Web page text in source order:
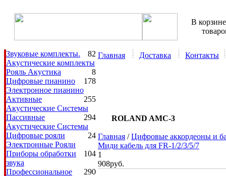
В
82
Звуковые комплекты.
Акустические комплекты
8
Рояль Акустика
178
Цифровые пианино
Электронное пианино
255
Активные
Акустические Системы
294
Пассивные
Акустические Системы
24
Цифровые рояли
Электронные Рояли
104
Приборы обработки
звука
290
Профессиональное
Главная Доставка Контакты
ROLAND AMC-3
Главная /Цифровые аккордеоны и
Миди кабель для FR-1/2/3/5/7
1
908руб.